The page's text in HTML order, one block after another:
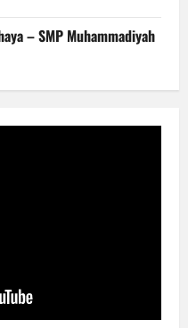
– SMP Muhammadiyah